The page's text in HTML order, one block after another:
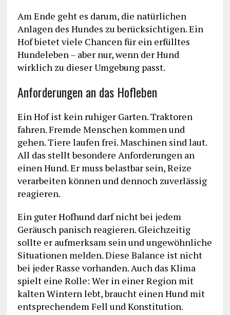
Am Ende geht es darum, die natürlichen
Anlagen des Hundes zu berücksichtigen. Ein
Hof bietet viele Chancen für ein erfülltes
Hundeleben – aber nur, wenn der Hund
wirklich zu dieser Umgebung passt.
Anforderungen an das Hofleben
Ein Hof ist kein ruhiger Garten. Traktoren
fahren. Fremde Menschen kommen und
gehen. Tiere laufen frei. Maschinen sind laut.
All das stellt besondere Anforderungen an
einen Hund. Er muss belastbar sein, Reize
verarbeiten können und dennoch zuverlässig
reagieren.
Ein guter Hofhund darf nicht bei jedem
Geräusch panisch reagieren. Gleichzeitig
sollte er aufmerksam sein und ungewöhnliche
Situationen melden. Diese Balance ist nicht
bei jeder Rasse vorhanden. Auch das Klima
spielt eine Rolle: Wer in einer Region mit
kalten Wintern lebt, braucht einen Hund mit
entsprechendem Fell und Konstitution.